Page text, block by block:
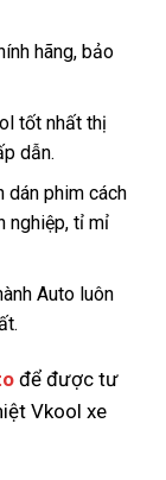
hãng, bảo
tốt nhất thị
dẫn.
dán phim cách
nghiệp, tỉ mỉ
Auto luôn
để được tư
Vkool xe